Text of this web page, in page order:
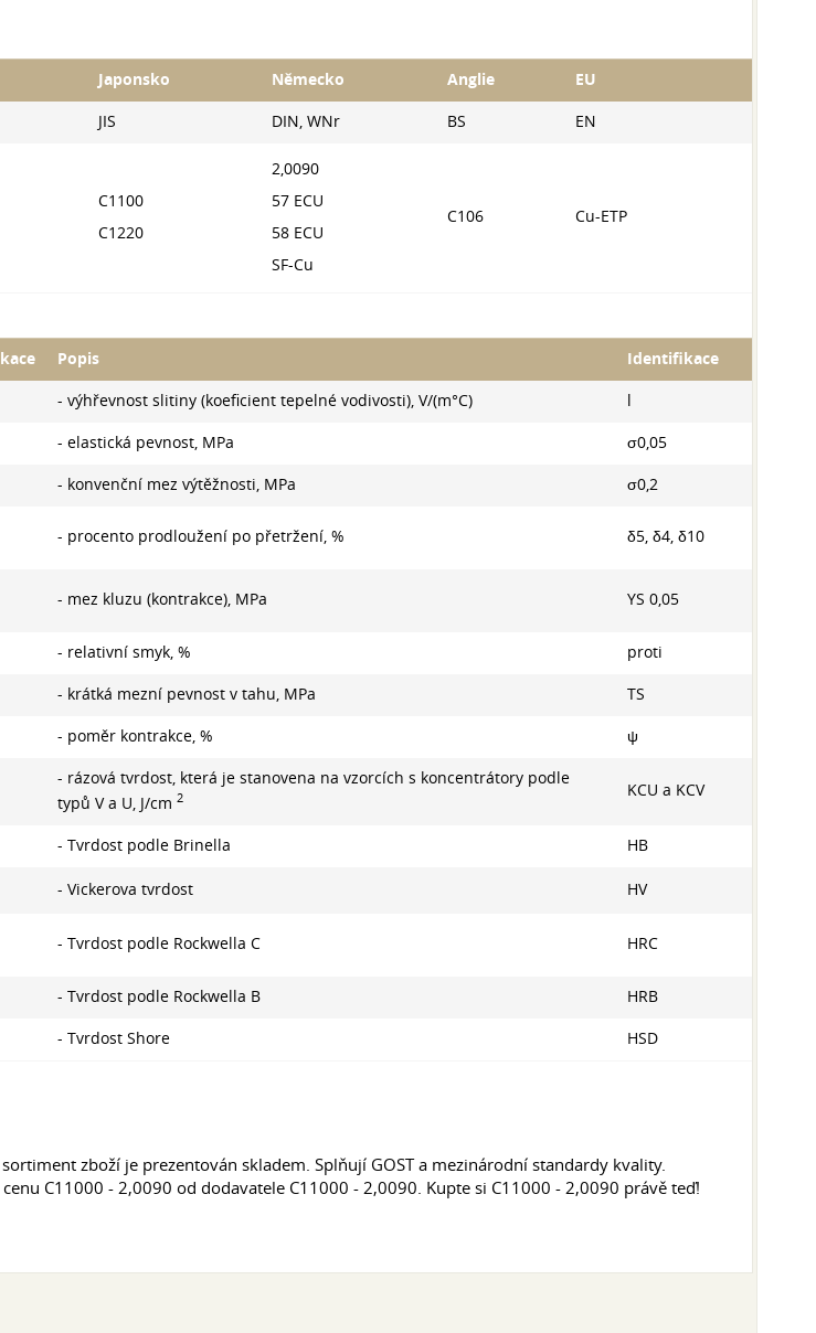
Japonsko Německo Anglie EU
JIS DIN, WNr BS EN
C1100
C1220
2,0090
57 ECU
58 ECU
SF-Cu
C106 Cu-ETP
Popis Identifikace
- výhřevnost slitiny (koeficient tepelné vodivosti), V/(m°С) l
- elastická pevnost, MPa σ0,05
- konvenční mez výtěžnosti, MPa σ0,2
- procento prodloužení po přetržení, % δ5, δ4, δ10
- mez kluzu (kontrakce), MPa YS 0,05
- relativní smyk, % proti
- krátká mezní pevnost v tahu, MPa TS
- poměr kontrakce, % ψ
- rázová tvrdost, která je stanovena na vzorcích s koncentrátory podle
typů V a U, J/cm 2 KCU a KCV
- Tvrdost podle Brinella HB
- Vickerova tvrdost HV
- Tvrdost podle Rockwella C HRC
- Tvrdost podle Rockwella B HRB
- Tvrdost Shore HSD
zboží je prezentován skladem. Splňují GOST a mezinárodní standardy kvality.
C11000 - 2,0090 od dodavatele C11000 - 2,0090. Kupte si C11000 - 2,0090 právě teď!